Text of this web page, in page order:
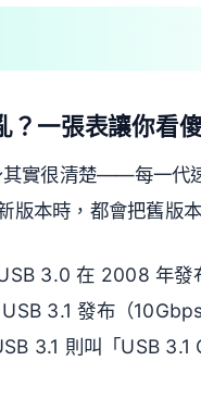
？一張表讓你看
實很清楚——每一代
版本時，都會把舊版
3.0 在 2008 年
3.1 發布（
3.1 則叫「USB 3.1